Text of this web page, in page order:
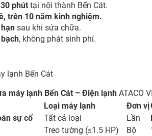
phút tại nội thành Bến Cát.
trên 10 năm kinh nghiệm.
sau khi sửa chữa.
, không phát sinh phí.
lạnh Bến Cát
máy lạnh Bến Cát – Điện lạnh ATACO
Loại máy lạnh Đơn vị
sự cố
Tất cả loại Lần
Treo tường (≤1.5 HP) Bộ